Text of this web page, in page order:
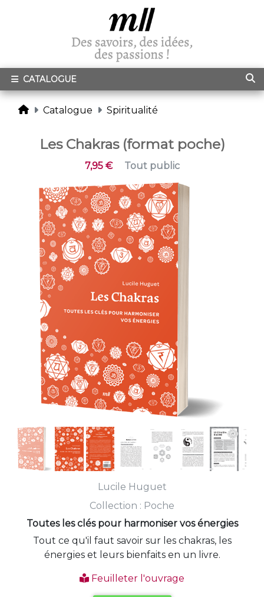
CATALOGUE
Catalogue Spiritualité
Les Chakras (format poche)
7,95 € Tout public
Lucile Huguet
Collection : Poche
Toutes les clés pour harmoniser vos énergies
Tout ce qu'il faut savoir sur les chakras, les
énergies et leurs bienfaits en un livre.
Feuilleter l'ouvrage